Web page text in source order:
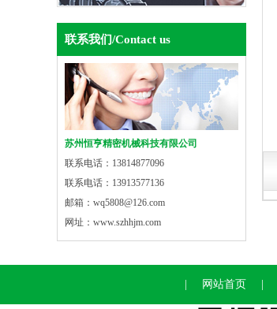
联系我们/Contact us
苏州恒亨精密机械科技有限公司
联系电话：13814877096
联系电话：13913577136
邮箱：wq5808@126.com
网址：www.szhhjm.com
网站首页